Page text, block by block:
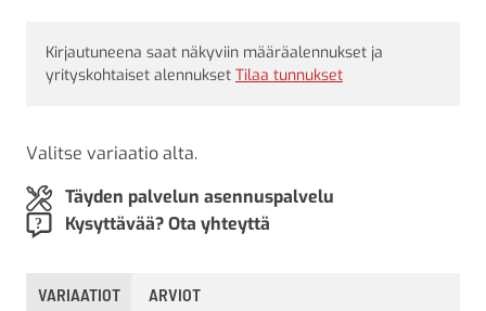
Kirjautuneena saat näkyviin määräalennukset ja
yrityskohtaiset alennukset Tilaa tunnukset
Valitse variaatio alta.
Täyden palvelun asennuspalvelu
Kysyttävää? Ota yhteyttä
VARIAATIOT ARVIOT